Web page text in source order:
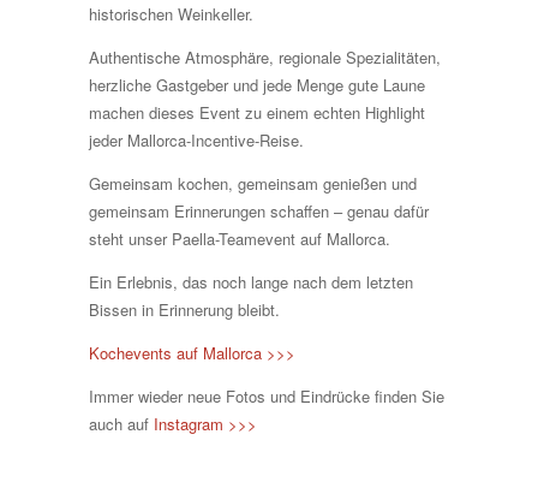
historischen Weinkeller.
Authentische Atmosphäre, regionale Spezialitäten,
herzliche Gastgeber und jede Menge gute Laune
machen dieses Event zu einem echten Highlight
jeder Mallorca-Incentive-Reise.
Gemeinsam kochen, gemeinsam genießen und
gemeinsam Erinnerungen schaffen – genau dafür
steht unser Paella-Teamevent auf Mallorca.
Ein Erlebnis, das noch lange nach dem letzten
Bissen in Erinnerung bleibt.
Kochevents auf Mallorca >>>
Immer wieder neue Fotos und Eindrücke finden Sie
auch auf Instagram >>>